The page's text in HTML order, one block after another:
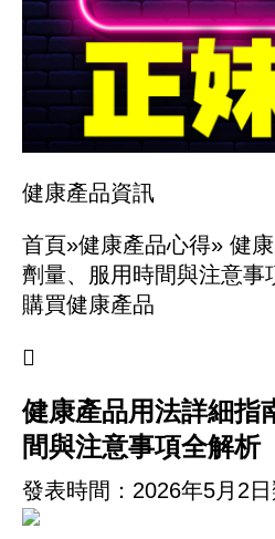
健康產品資訊
首頁»健康產品心得» 健
劑量、服用時間與注意事
購買健康產品

健康產品用法詳細指
間與注意事項全解析
發表時間： 2026年5月2日